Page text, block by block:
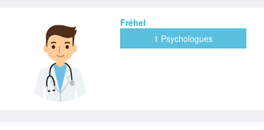
Fréhel
1 Psychologues